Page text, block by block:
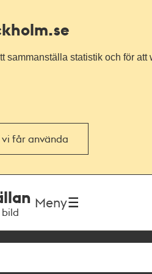
sammanställa statistik och för att
får använda
Meny